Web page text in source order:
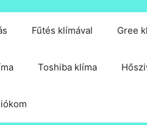
Fűtés klímával Gree
Toshiba klíma